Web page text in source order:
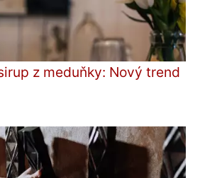
z meduňky: Nový trend